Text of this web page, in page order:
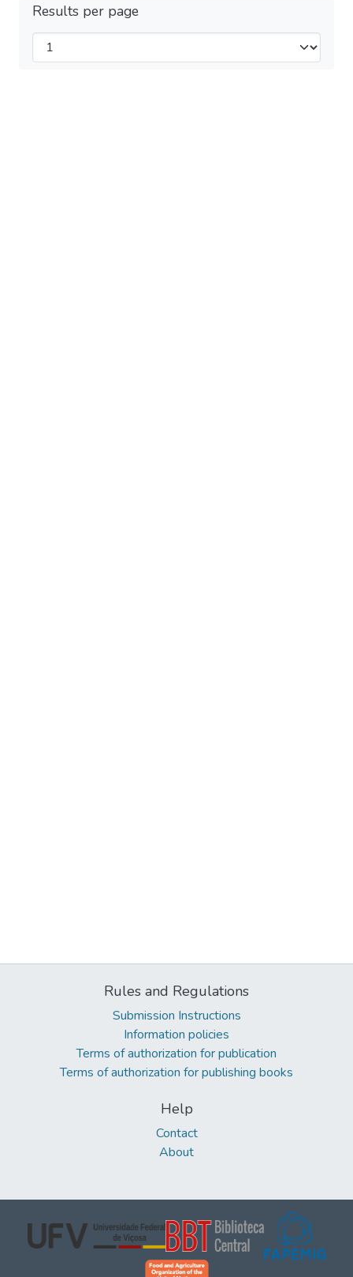
Results per page
Rules and Regulations
Submission Instructions
Information policies
Terms of authorization for publication
Terms of authorization for publishing books
Help
Contact
About